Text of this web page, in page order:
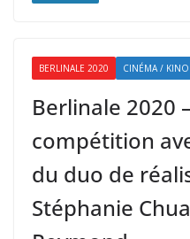
BERLINALE 2020 CINÉMA / KINO
Berlinale 2020
compétition
du duo de
Stéphanie